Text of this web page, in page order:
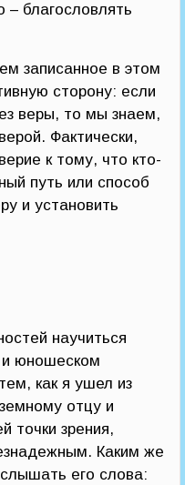
благословлять
записанное в этом
сторону: если
веры, то мы знаем,
Фактически,
к тому, что кто-
путь или способ
и установить
научиться
юношеском
как я ушел из
отцу и
точки зрения,
Каким же
его слова: